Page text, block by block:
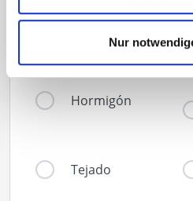
Nur
terrazas
Hormigón
Tejado